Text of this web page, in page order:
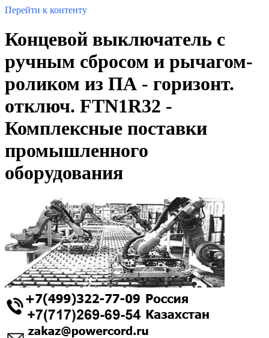
Перейти к контенту
Концевой выключатель с
ручным сбросом и рычагом-
роликом из ПА - горизонт.
отключ. FTN1R32 -
Комплексные поставки
промышленного
оборудования